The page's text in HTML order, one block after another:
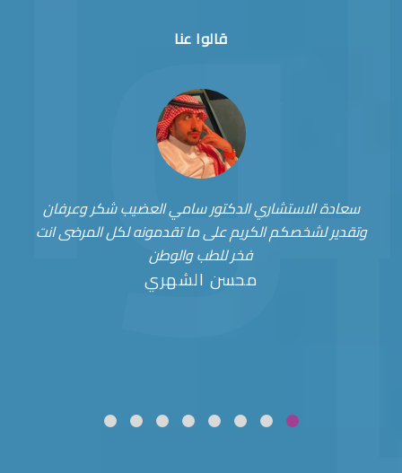
قالوا عنا
سعادة الاستشاري الدكتور سامي العضيب شكر وعرفان
وتقدير لشخصكم الكريم على ما تقدمونه لكل المرضى انت
فخر للطب والوطن
محسن الشهري